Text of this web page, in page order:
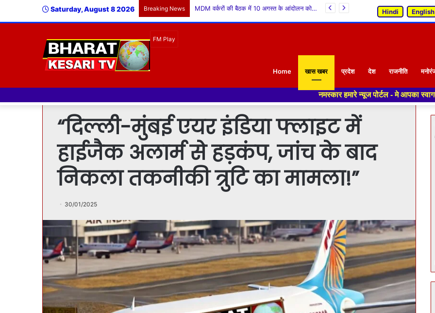
Saturday, August 8 2026 Breaking News आजादी के 79 वर्षों बाद करेरी वासियों को मिली बस सुविधा : केवल सिंह पठानिया* Hindi English
Home खास खबर प्रदेश देश राजनीति
नमस्कार हमारे न्यूज पोर्टल - मे आपका स्वागत हैं ,यहाँ आपको हमेशा
“दिल्ली-मुंबई एयर इंडिया फ्लाइट में
हाईजैक अलार्म से हड़कंप, जांच के बाद
निकला तकनीकी त्रुटि का मामला!”
30/01/2025